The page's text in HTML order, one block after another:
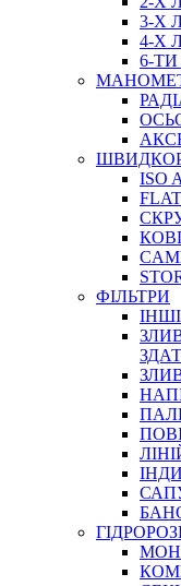
АВТОХІМІЯ
ДОМКРАТИ
НАБОРИ
НАСОСИ,
ПАСТА,
ІНСТРУМЕНТ
САДОВИЙ
ЕЛЕКТРИЧНІ
ПАЛЬНИКИ,
ІНСТРУМЕНТИ
ЗАМКИ І
ІНСТРУМЕНТИ
3-Х
4-Х
6-ТИ
ISO
ФІЛЬТРИ
ІНШІ